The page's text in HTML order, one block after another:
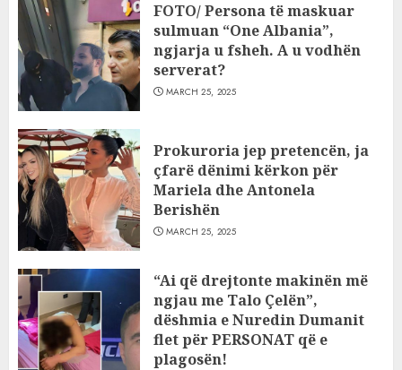
FOTO/ Persona të maskuar
sulmuan “One Albania”,
ngjarja u fsheh. A u vodhën
serverat?
MARCH 25, 2025
Prokuroria jep pretencën, ja
çfarë dënimi kërkon për
Mariela dhe Antonela
Berishën
MARCH 25, 2025
“Ai që drejtonte makinën më
ngjau me Talo Çelën”,
dëshmia e Nuredin Dumanit
flet për PERSONAT që e
plagosën!